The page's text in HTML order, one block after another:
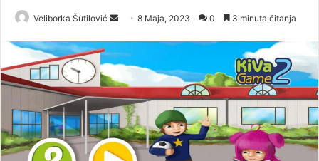
Veliborka Šutilović
n
a
n
e
m
a
8 Maja, 2023 0 3 minuta čitanja